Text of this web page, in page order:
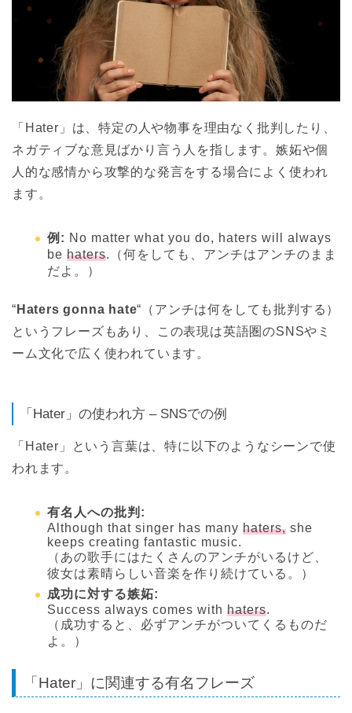
「Hater」は、特定の人や物事を理由なく批判したり、
ネガティブな意見ばかり言う人を指します。嫉妬や個
人的な感情から攻撃的な発言をする場合によく使われ
ます。
例: No matter what you do, haters will always
be haters.（何をしても、アンチはアンチのまま
だよ。）
“ Haters gonna hate“（アンチは何をしても批判する）
というフレーズもあり、この表現は英語圏のSNSやミ
ーム文化で広く使われています。
「Hater」の使われ方 – SNSでの例
「Hater」という言葉は、特に以下のようなシーンで使
われます。
有名人への批判:
Although that singer has many haters, she
keeps creating fantastic music.
（あの歌手にはたくさんのアンチがいるけど、
彼女は素晴らしい音楽を作り続けている。）
成功に対する嫉妬:
Success always comes with haters.
（成功すると、必ずアンチがついてくるものだ
よ。）
「Hater」に関連する有名フレーズ